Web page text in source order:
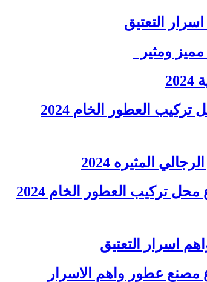
التعتيق
ومثير
العطور الخام 2024
المثيره 2024
تركيب العطور الخام 2024
اسرار التعتيق
عطور واهم الاسرار